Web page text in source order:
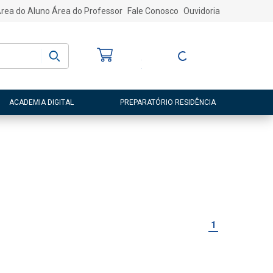
do Aluno Área do Professor Fale Conosco Ouvidoria
Entre ou Cadastre-
ACADEMIA DIGITAL PREPARATÓRIO RESIDÊNCIA
1